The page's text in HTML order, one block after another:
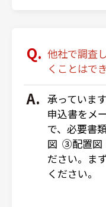
他社で調査
くことはで
承っています
申込書をメ
で、必要書
図 ③配置図
ださい。まず
ください。